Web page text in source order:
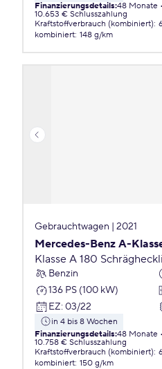
Finanzierungsdetails:48 Monate
10.653 € Schlusszahlung
Kraftstoffverbrauch (kombiniert):
kombiniert: 148 g/km
Gebrauchtwagen | 2021
Mercedes-Benz A-
Klasse A 180
Benzin
136 PS (100 kW)
EZ: 03/22
in 4 bis 8 Wochen
Finanzierungsdetails:48 Monate
10.758 € Schlusszahlung
Kraftstoffverbrauch (kombiniert):
kombiniert: 150 g/km